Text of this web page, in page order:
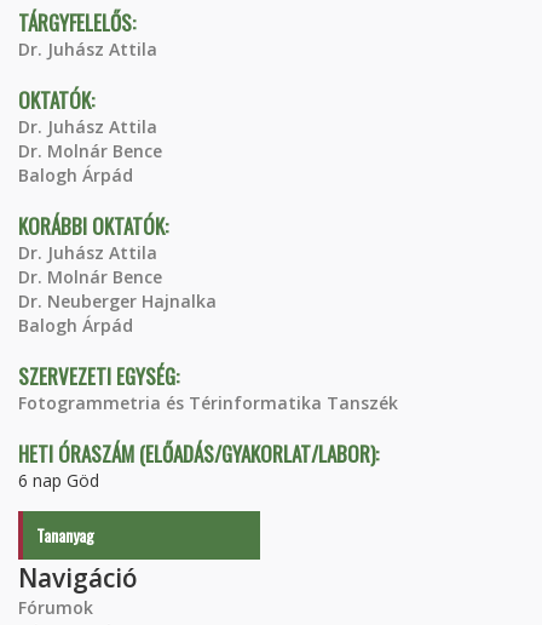
TÁRGYFELELŐS:
Dr. Juhász Attila
OKTATÓK:
Dr. Juhász Attila
Dr. Molnár Bence
Balogh Árpád
KORÁBBI OKTATÓK:
Dr. Juhász Attila
Dr. Molnár Bence
Dr. Neuberger Hajnalka
Balogh Árpád
SZERVEZETI EGYSÉG:
Fotogrammetria és Térinformatika Tanszék
HETI ÓRASZÁM (ELŐADÁS/GYAKORLAT/LABOR):
6 nap Göd
Tananyag
Navigáció
Fórumok